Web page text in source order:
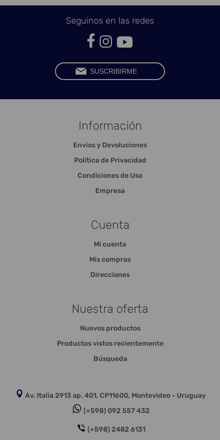
Seguinos en las redes
Información
Envíos y Devoluciones
Política de Privacidad
Condiciones de Uso
Empresa
Cuenta
Mi cuenta
Mis compras
Direcciones
Nuestra oferta
Nuevos productos
Productos vistos recientemente
Búsqueda
Av. Italia 2913 ap. 401, CP11600, Montevideo - Uruguay
(+598) 092 557 432
(+598) 2482 6131